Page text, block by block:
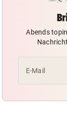
Abends
E-Mail